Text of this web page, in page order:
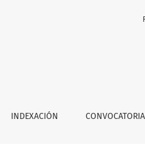
INDEXACIÓN CONVOCATORIA